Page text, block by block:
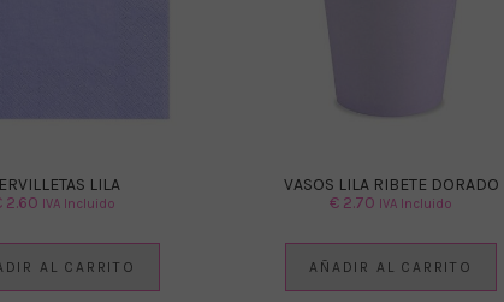
LILA
2.60 IVA Incluido
AL CARRITO
VASOS LILA RIBETE DORADO
€ 2.70 IVA Incluido
AÑADIR AL CARRITO